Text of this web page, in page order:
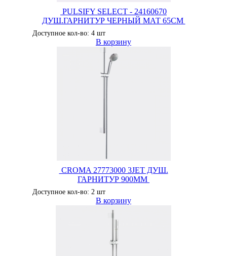
PULSIFY SELECT - 24160670
ДУШ.ГАРНИТУР ЧЕРНЫЙ МАТ 65СМ
Доступное кол-во: 4 шт
В корзину
CROMA 27773000 3JET ДУШ.
ГАРНИТУР 900MM
Доступное кол-во: 2 шт
В корзину